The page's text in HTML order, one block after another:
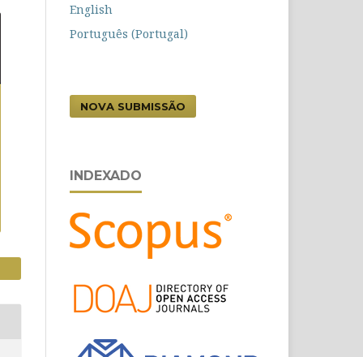
English
Português (Portugal)
NOVA SUBMISSÃO
INDEXADO